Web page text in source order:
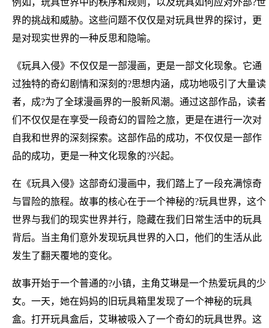
界的挑战和威胁。这些问题不仅仅是对玩具世界的探讨，更
是对现实世界的一种反思和隐喻。
《玩具入侵》不仅仅是一部漫画，更是一部文化现象。它通
过独特的奇幻剧情和深刻的?思想内涵，成功地吸引了大量读
者，成?为了全球漫画界的一股新风潮。通过这部作品，读者
们不仅仅是在享受一段奇幻的冒险之旅，更是在进行一次对
自我和世界的深刻探索。这部作品的成功，不仅仅是一部作
品的成功，更是一种文化现象的?兴起。
在《玩具入侵》这部奇幻漫画中，我们踏上了一段充满惊奇
与冒险的旅程。故事的核心在于一个神秘的?玩具世界，这个
世界与我们的现实世界并行，隐藏在我们日常生活中的玩具
背后。当主角们意外发现玩具世界的入口，他们的生活从此
发生了翻天覆地的变化。
故事开始于一个普通的?小镇，主角艾琳是一个热爱玩具的少
女。一天，她在妈妈的旧玩具箱里发现了一个神秘的玩具
盒。打开玩具盒后，艾琳被吸入了一个奇幻的玩具世界。这